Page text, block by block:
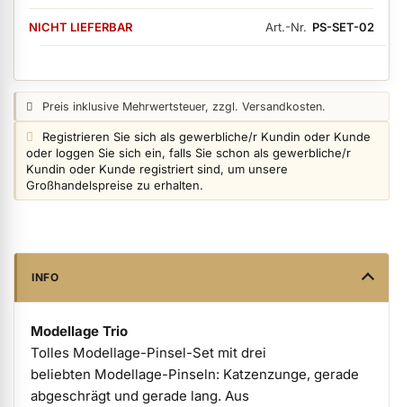
Nagelfeilen, Werkzeuge, Tips & Zubehör anzeigen
Hygiene anzeigen
Skintrix anzeigen
Füße & Zehenringe anzeigen
Beauty Accessoires anzeigen
VERFÜGBARKEIT:
NICHT LIEFERBAR Art.-Nr. PS-SET-02
Preisangabe:
Preis inklusive Mehrwertsteuer, zzgl. Versandkosten.
Login info:
Registrieren Sie sich als gewerbliche/r Kundin oder Kunde
oder loggen Sie sich ein, falls Sie schon als gewerbliche/r
Kundin oder Kunde registriert sind, um unsere
Großhandelspreise zu erhalten.
INFO
Modellage Trio
Tolles Modellage-Pinsel-Set mit drei
beliebten Modellage-Pinseln: Katzenzunge, gerade
abgeschrägt und gerade lang. Aus